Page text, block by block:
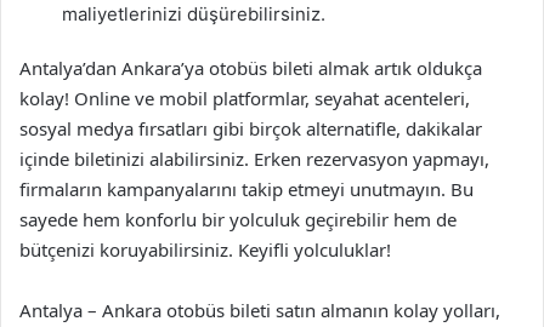
maliyetlerinizi düşürebilirsiniz.
Antalya’dan Ankara’ya otobüs bileti almak artık oldukça
kolay! Online ve mobil platformlar, seyahat acenteleri,
sosyal medya fırsatları gibi birçok alternatifle, dakikalar
içinde biletinizi alabilirsiniz. Erken rezervasyon yapmayı,
firmaların kampanyalarını takip etmeyi unutmayın. Bu
sayede hem konforlu bir yolculuk geçirebilir hem de
bütçenizi koruyabilirsiniz. Keyifli yolculuklar!
Antalya – Ankara otobüs bileti satın almanın kolay yolları,